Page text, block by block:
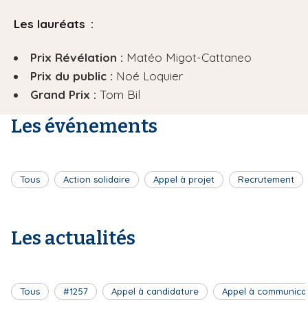
Les lauréats :
Prix Révélation : Matéo Migot-Cattaneo
Prix du public : Noé Loquier
Grand Prix : Tom Bil
Les événements
Tous Action solidaire Appel à projet Recrutement
Les actualités
Tous #1257 Appel à candidature Appel à